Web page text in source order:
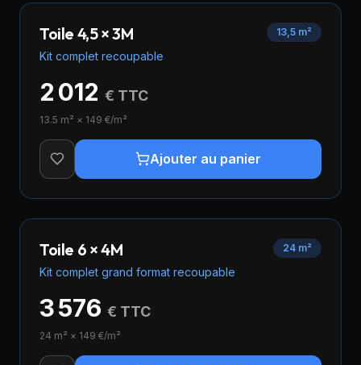
Toile 4,5 × 3M
Kit complet recoupable
13,5 m²
2 012 € TTC
13.5 m² × 149 €/m²
Ajouter au panier
Toile 6 × 4M
Kit complet grand format recoupable
24 m²
3 576 € TTC
24 m² × 149 €/m²